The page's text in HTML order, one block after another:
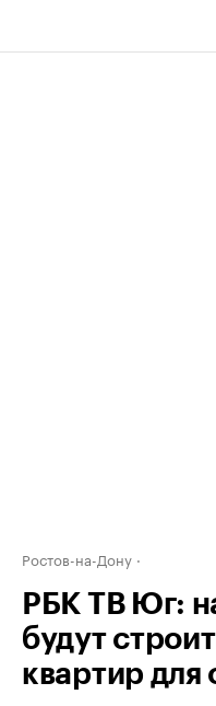
Ростов-на-Дону
РБК ТВ Юг:
будут
квартир